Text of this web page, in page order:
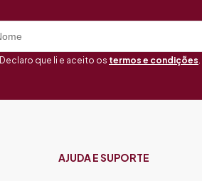
Declaro que li e aceito os termos e condições.
AJUDA E SUPORTE